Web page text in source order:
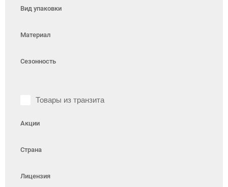
Вид упаковки
Материал
Сезонность
Товары из транзита
Акции
Страна
Лицензия